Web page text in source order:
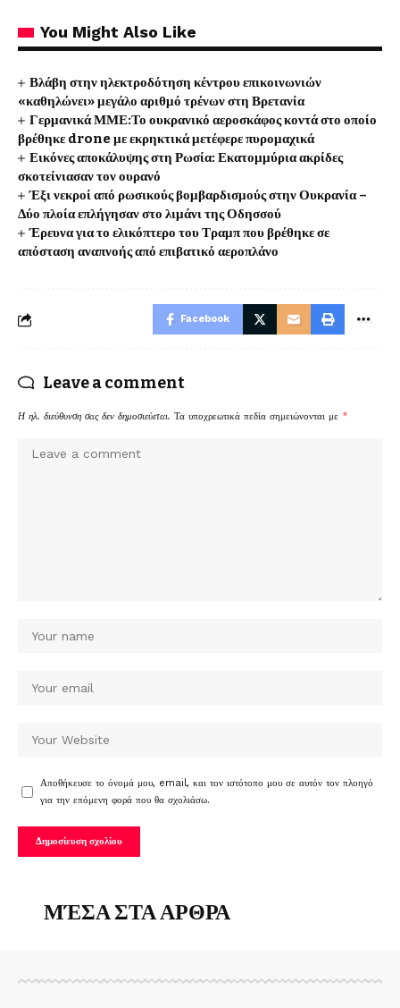
You Might Also Like
Βλάβη στην ηλεκτροδότηση κέντρου επικοινωνιών
«καθηλώνει» μεγάλο αριθμό τρένων στη Βρετανία
Γερμανικά ΜΜΕ:Το ουκρανικό αεροσκάφος κοντά στο οποίο
βρέθηκε drone με εκρηκτικά μετέφερε πυρομαχικά
Εικόνες αποκάλυψης στη Ρωσία: Εκατομμύρια ακρίδες
σκοτείνιασαν τον ουρανό
Έξι νεκροί από ρωσικούς βομβαρδισμούς στην Ουκρανία –
Δύο πλοία επλήγησαν στο λιμάνι της Οδησσού
Έρευνα για το ελικόπτερο του Τραμπ που βρέθηκε σε
απόσταση αναπνοής από επιβατικό αεροπλάνο
Facebook
Leave a comment
Η ηλ. διεύθυνση σας δεν δημοσιεύεται. Τα υποχρεωτικά πεδία σημειώνονται με *
Αποθήκευσε το όνομά μου, email, και τον ιστότοπο μου σε αυτόν τον πλοηγό
για την επόμενη φορά που θα σχολιάσω.
ΜΈΣΑ ΣΤΑ ΑΡΘΡΑ